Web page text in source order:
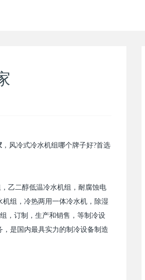
， 风冷式冷水机组 哪个牌子好?首选
乙二醇低温冷水机组，耐腐蚀电
机组，冷热两用一体冷水机 ，除湿
组，订制，生产和销售，等制冷设
是国内最具实力的制冷设备制造